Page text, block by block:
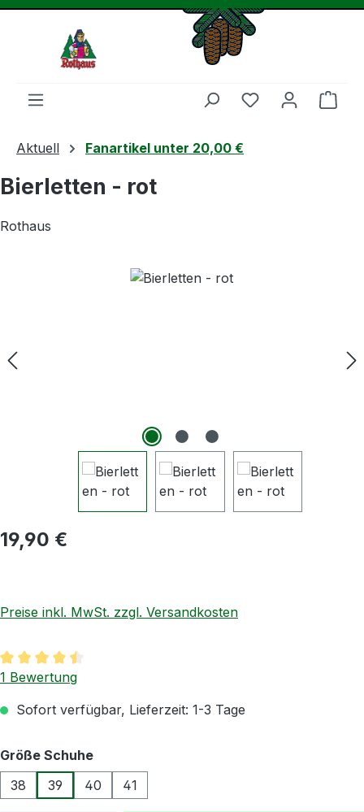
Du hast 0
Aktuell Fanartikel unter 20,00 €
Bierletten - rot
Rothaus
Bildergalerie überspringen
Regulärer Preis:
19,90 €
Preise inkl. MwSt. zzgl. Versandkosten
Durchschnittliche Bewertung von 4.5 von 5 Sternen
1 Bewertung
Sofort verfügbar, Lieferzeit: 1-3 Tage
Größe Schuheauswählen
38
39 40 41